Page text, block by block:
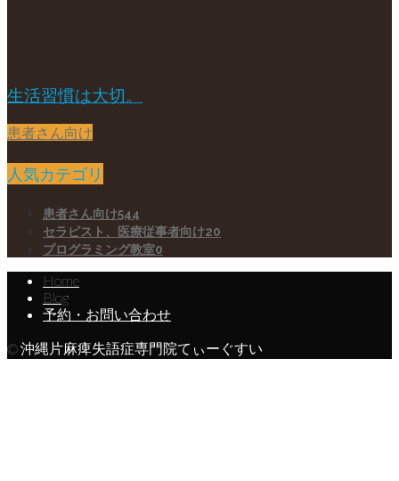
生活習慣は大切。
患者さん向け
人気カテゴリ
患者さん向け544
セラピスト、医療従事者向け20
プログラミング教室0
Home
Blog
予約・お問い合わせ
© 沖縄片麻痺失語症専門院てぃーぐすい